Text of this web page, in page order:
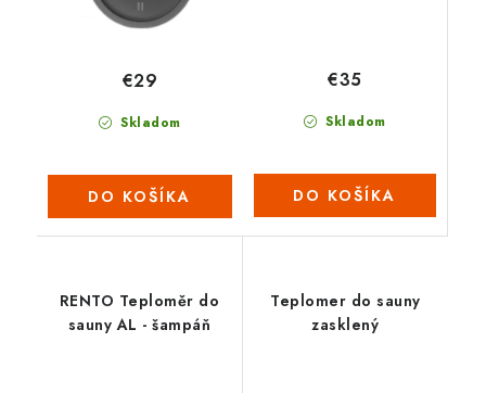
Skladom
€29
DO KOŠÍKA
Skladom
€35
DO KOŠÍKA
RENTO Teploměr do
sauny AL - šampáň
Teplomer do sauny
zasklený